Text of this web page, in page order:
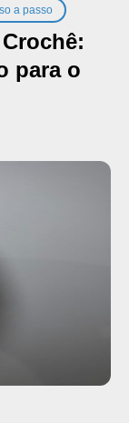
a passo
para o